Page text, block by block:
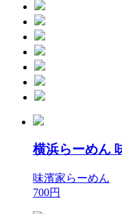
横浜らーめん
味濱家らーめん
700円